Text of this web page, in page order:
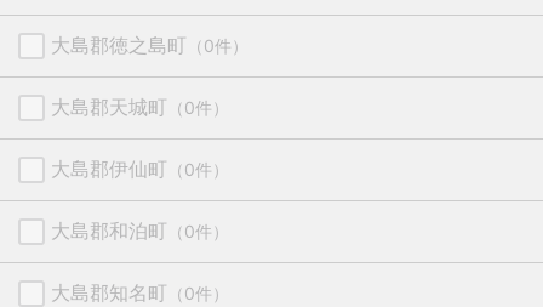
大島郡徳之島町 （0件）
大島郡天城町 （0件）
大島郡伊仙町 （0件）
大島郡和泊町 （0件）
大島郡知名町 （0件）